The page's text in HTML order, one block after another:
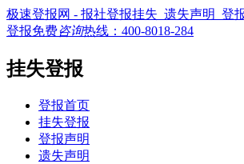
极速登报网 - 报社登报挂失_遗失声明_登
登报免费咨询热线： 400-8018-284
挂失登报
登报首页
挂失登报
登报声明
遗失声明